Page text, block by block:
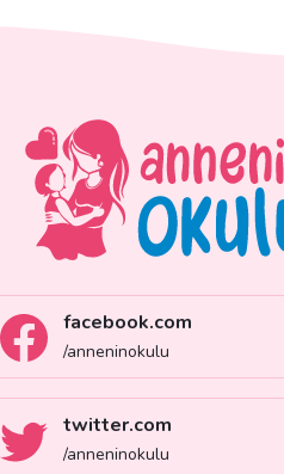
facebook.com
/anneninokulu
twitter.com
/anneninokulu